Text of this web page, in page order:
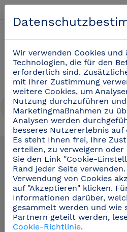
Regale aus Edelstahl (15)
Wir verwenden Cookies und
Technologien, die für den
erforderlich sind.
mit Ihrer Zustimmung
weitere Cookies, um
Nutzung durchzuführen
Marketingmaßnahmen zu
Analysen werden
besseres Nutzererlebnis
Es steht Ihnen frei, Ihre
erteilen, zu verweigern
Sie den Link "Cookie-
Rand jeder Seite
Verwendung von Cookies
auf "Akzeptieren" klicken.
Informationen darüber,
gesammelt werden und wie
Partnern geteilt werden,
Cookie-Richtlinie.